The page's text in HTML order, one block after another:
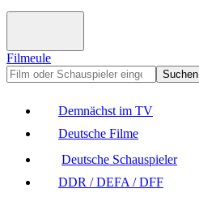
Filmeule
Suchen
Demnächst im TV
Deutsche Filme
Deutsche Schauspieler
DDR / DEFA / DFF